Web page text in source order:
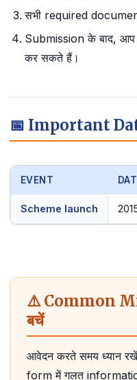
सभी required
Submission के बाद,
कर सकते हैं।
📅 Important
EVENT
Scheme launch
⚠️ Common
बचें
आवेदन करते समय ध्यान
form में गलत